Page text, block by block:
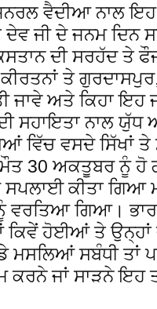
ਵੈਦੀਆ ਨਾਲ
ਜੀ ਦੇ ਜਨਮ ਦਿਨ
ਦੀ ਸਰਹੱਦ ਤੇ
ਤੇ
ਜਾਵੇ ਅਤੇ ਕਿਹਾ ਇਹ
ਸਹਾਇਤਾ ਨਾਲ
ਵਿੱਚ ਵਸਦੇ ਸਿੱਖਾਂ ਤੇ
30 ਅਕਤੂਬਰ ਨੂੰ
ਕੀਤਾ ਗਿਆ
ਵਰਤਿਆ ਗਿਆ।
ਹੋਈਆਂ ਤੇ ਉਨ੍ਹਾਂ
ਮਸਲਿਆਂ ਸਬੰਧੀ ਤਾਂ
ਕਰਨੇ ਜਾਂ ਸਾੜਨੇ ਇਹ